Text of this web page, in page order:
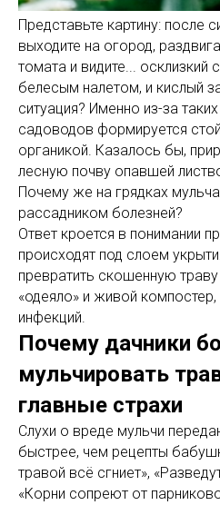
Представьте картину: после
выходите на огород,
томата и видите... осклизкий
белесым налетом, и кислый
ситуация? Именно из-за
садоводов формируется
органикой. Казалось бы,
лесную почву опавшей
Почему же на грядках
рассадником болезней?
Ответ кроется в понимании
происходят под слоем
превратить скошенную
«одеяло» и живой компостер,
инфекций.
Почему дачники
мульчировать
главные страхи
Слухи о вреде мульчи
быстрее, чем рецепты
травой всё сгниет»,
«Корни сопреют от